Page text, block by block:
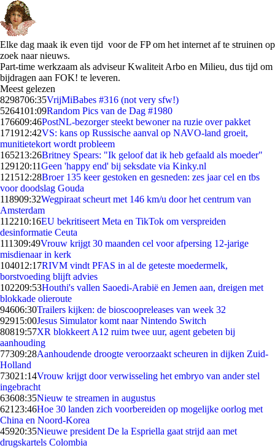
Elke dag maak ik even tijd voor de FP om het internet af te struinen op
zoek naar nieuws.
Part-time werkzaam als adviseur Kwaliteit Arbo en Milieu, dus tijd om
bijdragen aan FOK! te leveren.
Meest gelezen
8298706:35VrijMiBabes #316 (not very sfw!)
5264101:09Random Pics van de Dag #1980
176609:46PostNL-bezorger steekt bewoner na ruzie over pakket
171912:42VS: kans op Russische aanval op NAVO-land groeit,
munitietekort wordt probleem
165213:26Britney Spears: "Ik geloof dat ik heb gefaald als moeder"
1291 20:11Geen 'happy end' bij seksdate via Kinky.nl
121512:28Broer 135 keer gestoken en gesneden: zes jaar cel en tbs
voor doodslag Gouda
118909:32Wegpiraat scheurt met 146 km/u door het centrum van
Amsterdam
112210:16EU bekritiseert Meta en TikTok om verspreiden
desinformatie Ceuta
111309:49Vrouw krijgt 30 maanden cel voor afpersing 12-jarige
misdienaar in kerk
104012:17RIVM vindt PFAS in al de geteste moedermelk,
borstvoeding blijft advies
102209:53Houthi's vallen Saoedi-Arabië en Jemen aan, dreigen met
blokkade olieroute
94606:30Trailers kijken: de bioscoopreleases van week 32
92915:00Jesus Simulator komt naar Nintendo Switch
80819:57XR blokkeert A12 ruim twee uur, agent gebeten bij
aanhouding
77309:28Aanhoudende droogte veroorzaakt scheuren in dijken Zuid-
Holland
73021:14Vrouw krijgt door verwisseling het embryo van ander stel
ingebracht
63608:35Nieuw te streamen in augustus
621 23:46Hoe 30 landen zich voorbereiden op mogelijke oorlog met
China en Noord-Korea
45920:35Nieuwe president De la Espriella gaat strijd aan met
drugskartels Colombia